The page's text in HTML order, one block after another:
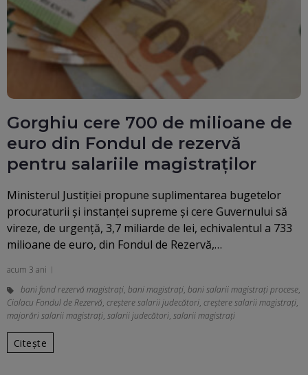
Gorghiu cere 700 de milioane de
euro din Fondul de rezervă
pentru salariile magistraților
Ministerul Justiției propune suplimentarea bugetelor
procuraturii și instanței supreme și cere Guvernului să
vireze, de urgență, 3,7 miliarde de lei, echivalentul a 733
milioane de euro, din Fondul de Rezervă,…
acum 3 ani
bani fond rezervă magistrați, bani magistrați, bani salarii magistrați procese,
Ciolacu Fondul de Rezervă, creştere salarii judecători, creștere salarii magistrați,
majorări salarii magistrați, salarii judecători, salarii magistrați
Citește